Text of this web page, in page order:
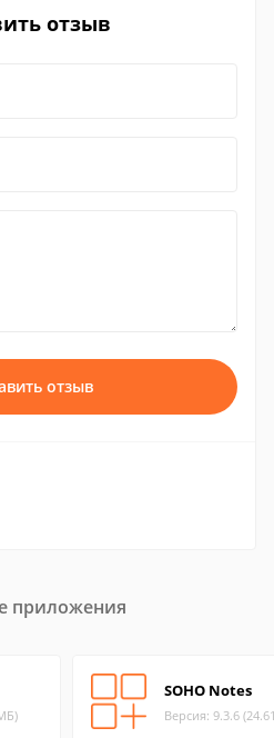
отзыв
отзыв
приложения
SOHO Notes
Версия: 9.3.6